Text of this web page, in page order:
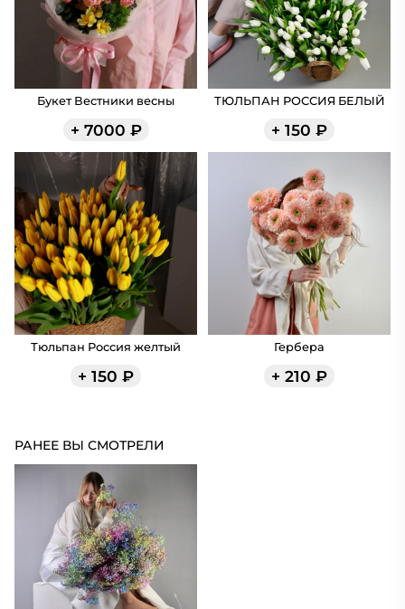
Букет Вестники весны
+ 7000 ₽
ТЮЛЬПАН РОССИЯ БЕЛЫЙ
+ 150 ₽
Тюльпан Россия желтый
+ 150 ₽
Гербера
+ 210 ₽
РАНЕЕ ВЫ СМОТРЕЛИ